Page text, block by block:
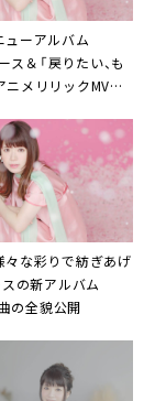
ューアルバム
ス＆「戻りたい、も
ニメリリックMV公
々な彩りで紡ぎあげ
の新アルバム
の全貌公開